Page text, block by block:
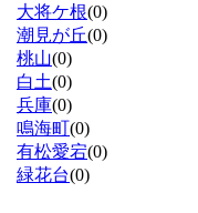
大将ケ根(0)
潮見が丘(0)
桃山(0)
白土(0)
兵庫(0)
鳴海町(0)
有松愛宕(0)
緑花台(0)